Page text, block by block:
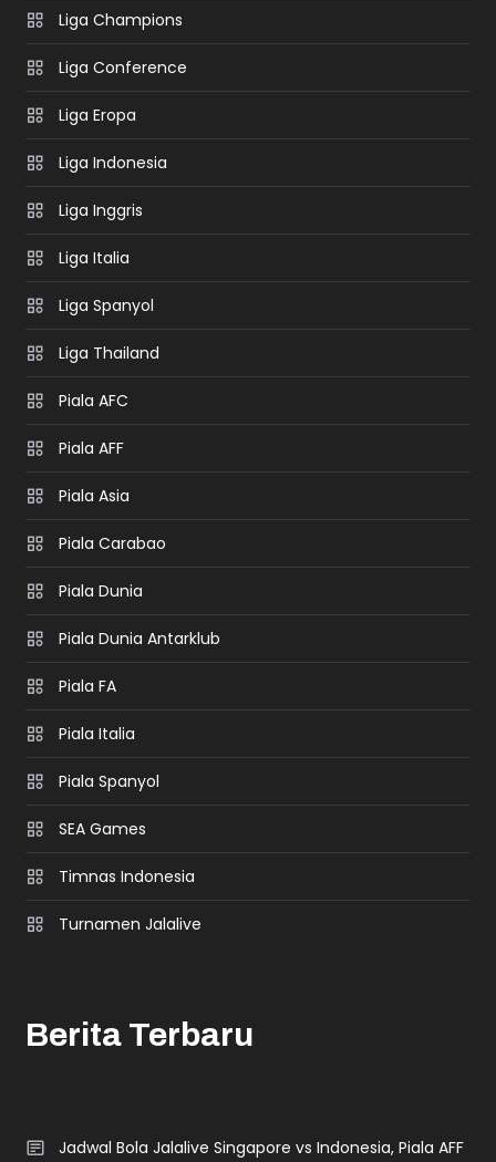
Liga Champions
Liga Conference
Liga Eropa
Liga Indonesia
Liga Inggris
Liga Italia
Liga Spanyol
Liga Thailand
Piala AFC
Piala AFF
Piala Asia
Piala Carabao
Piala Dunia
Piala Dunia Antarklub
Piala FA
Piala Italia
Piala Spanyol
SEA Games
Timnas Indonesia
Turnamen Jalalive
Berita Terbaru
Jadwal Bola Jalalive Singapore vs Indonesia, Piala AFF